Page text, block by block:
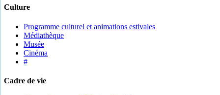
Culture
Programme culturel et animations estivales
Médiathèque
Musée
Cinéma
#
Cadre de vie